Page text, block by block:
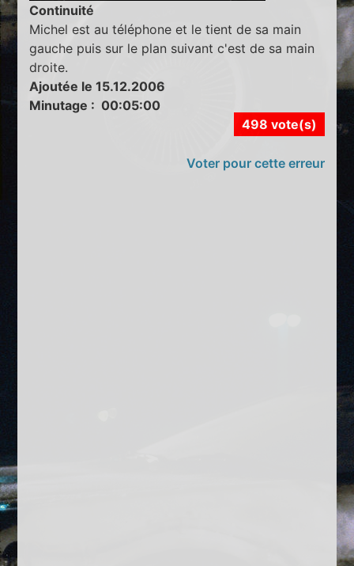
Continuité
Michel est au téléphone et le tient de sa main
gauche puis sur le plan suivant c'est de sa main
droite.
Ajoutée le 15.12.2006
Minutage : 00:05:00
498 vote(s)
Voter pour cette erreur